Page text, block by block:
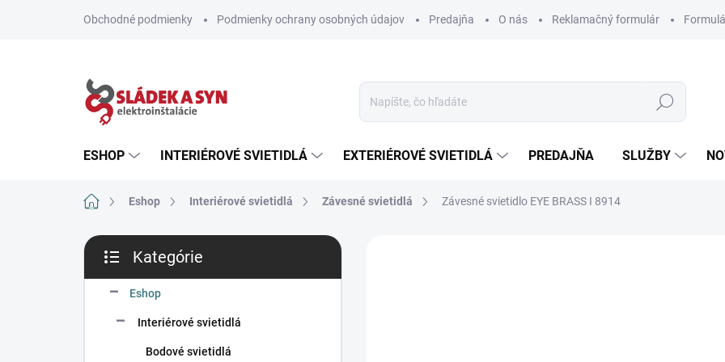
Obchodné podmienky Podmienky ochrany osobných údajov Predajňa O nás Reklamačný formulár
Hľadať
ESHOP INTERIÉROVÉ SVIETIDLÁ EXTERIÉROVÉ SVIETIDLÁ PREDAJŇA SLUŽBY
DomovEshop Interiérové svietidlá Závesné svietidlá Závesné svietidlo EYE BRASS I 8914
B
č
kategórie
Kategórie
Eshop
Interiérové svietidlá
Bodové svietidlá